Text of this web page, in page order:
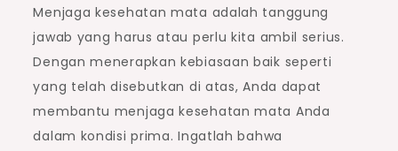
Menjaga kesehatan mata adalah tanggung
jawab yang harus atau perlu kita ambil serius.
Dengan menerapkan kebiasaan baik seperti
yang telah disebutkan di atas, Anda dapat
membantu menjaga kesehatan mata Anda
dalam kondisi prima. Ingatlah bahwa